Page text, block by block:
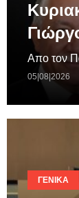
Απο τον
05|08|2026
ΓΕΝΙΚΆ